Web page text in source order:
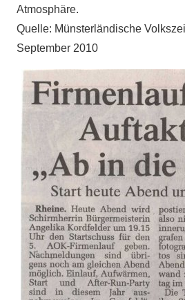
Atmosphäre.
Quelle: Münsterländische
September 2010